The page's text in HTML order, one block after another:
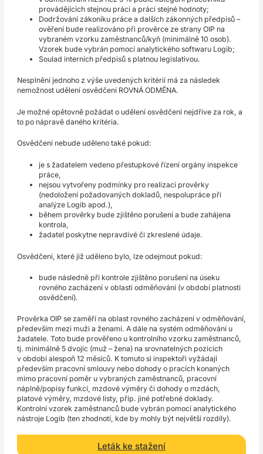
provádějících stejnou práci a práci stejné hodnoty;
Dodržování zákoníku práce a dalších zákonných předpisů –
ověření bude realizováno při prověrce ze strany OIP na
vybraném vzorku zaměstnanců/kyň (minimálně 10 osob).
Vzorek bude vybrán pomocí analytického softwaru Logib;
Soulad interních předpisů s platnou legislativou.
Nesplnění jednoho z výše uvedených kritérií má za následek
nemožnost udělení osvědčení ROVNÁ ODMĚNA.
Je možné opětovně požádat o udělení osvědčení nejdříve za rok, a
to po nápravě daného kritéria.
Osvědčení nebude uděleno také pokud:
je s žadatelem vedeno přestupkové řízení orgány inspekce
práce,
nejsou vytvořeny podmínky pro realizaci prověrky
(nedoložení požadovaných dokladů, nespolupráce při
analýze Logib apod.),
během prověrky bude zjištěno porušení a bude zahájena
kontrola,
žadatel poskytne nepravdivé či zkreslené údaje.
Osvědčení, které již uděleno bylo, lze odejmout pokud:
bude následně při kontrole zjištěno porušení na úseku
rovného zacházení v oblasti odměňování (v období platnosti
osvědčení).
Prověrka OIP se zaměří na oblast rovného zacházení v odměňování,
především mezi muži a ženami. A dále na systém odměňování u
žadatele. Toto bude prověřeno u kontrolního vzorku zaměstnanců,
tj. minimálně 5 dvojic (muž – žena) na srovnatelných pozicích
v období alespoň 12 měsíců. K tomuto si inspektoři vyžádají
především pracovní smlouvy nebo dohody o pracích konaných
mimo pracovní poměr u vybraných zaměstnanců, pracovní
náplně/popisy funkcí, mzdové výměry či dohody o mzdách,
platové výměry, mzdové listy, příp. jiné potřebné doklady.
Kontrolní vzorek zaměstnanců bude vybrán pomocí analytického
nástroje Logib (ten zhodnotí, kde by mohly být největší rozdíly).
Leták ke stažení